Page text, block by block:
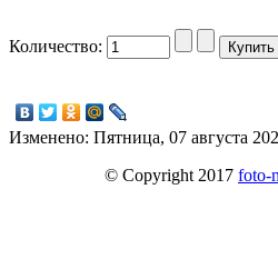
Количество:
Изменено: Пятница, 07 августа
© Copyright 2017 foto-